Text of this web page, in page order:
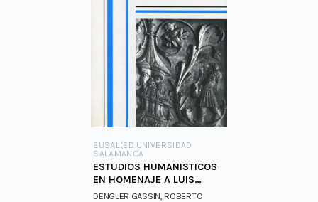
EUSAL(ED.UNIVERSIDAD
SALAMANCA
ESTUDIOS HUMANISTICOS
EN HOMENAJE A LUIS
CORTES VAZQUEZ
DENGLER GASSIN, ROBERTO